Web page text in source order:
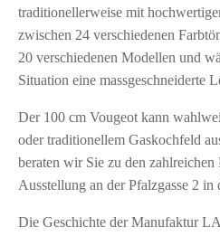
traditionellerweise mit
zwischen 24 verschiedenen
20 verschiedenen Modellen und
Situation eine massgeschneiderte
Der 100 cm Vougeot kann
oder traditionellem Gaskochfeld
beraten wir Sie zu den
Ausstellung an der Pfalzgasse 2
Die Geschichte der Manufaktur